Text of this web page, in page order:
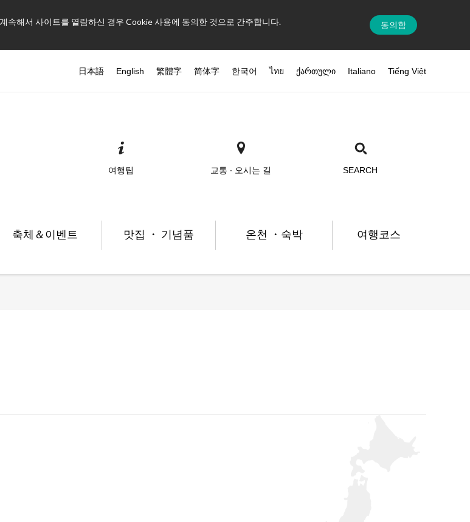
속해서 사이트를 열람하신 경우 Cookie 사용에 동의한 것으로 간주합니다. 동의함
日本語 English 繁體字 简体字 한국어 ไทย ქართული Italiano Tiếng Việt
여행팁 교통 ∙ 오시는 길 SEARCH
축체＆이벤트 맛집 ・ 기념품 온천 ・숙박 여행코스